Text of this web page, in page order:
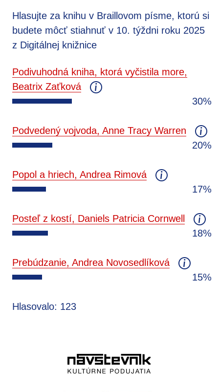
Hlasujte za knihu v Braillovom písme, ktorú si
budete môcť stiahnuť v 10. týždni roku 2025
z Digitálnej knižnice
Podivuhodná kniha, ktorá vyčistila more,
Beatrix Zaťková
30%
Podvedený vojvoda, Anne Tracy Warren
20%
Popol a hriech, Andrea Rimová
17%
Posteľ z kostí, Daniels Patricia Cornwell
18%
Prebúdzanie, Andrea Novosedlíková
15%
Hlasovalo: 123